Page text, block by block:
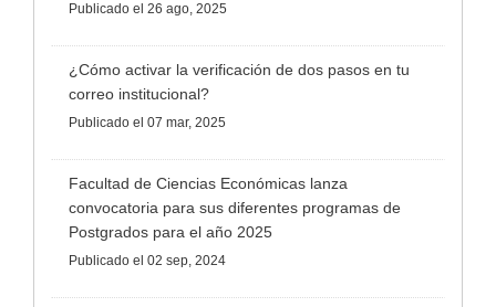
Publicado el 26 ago, 2025
¿Cómo activar la verificación de dos pasos en tu
correo institucional?
Publicado el 07 mar, 2025
Facultad de Ciencias Económicas lanza
convocatoria para sus diferentes programas de
Postgrados para el año 2025
Publicado el 02 sep, 2024